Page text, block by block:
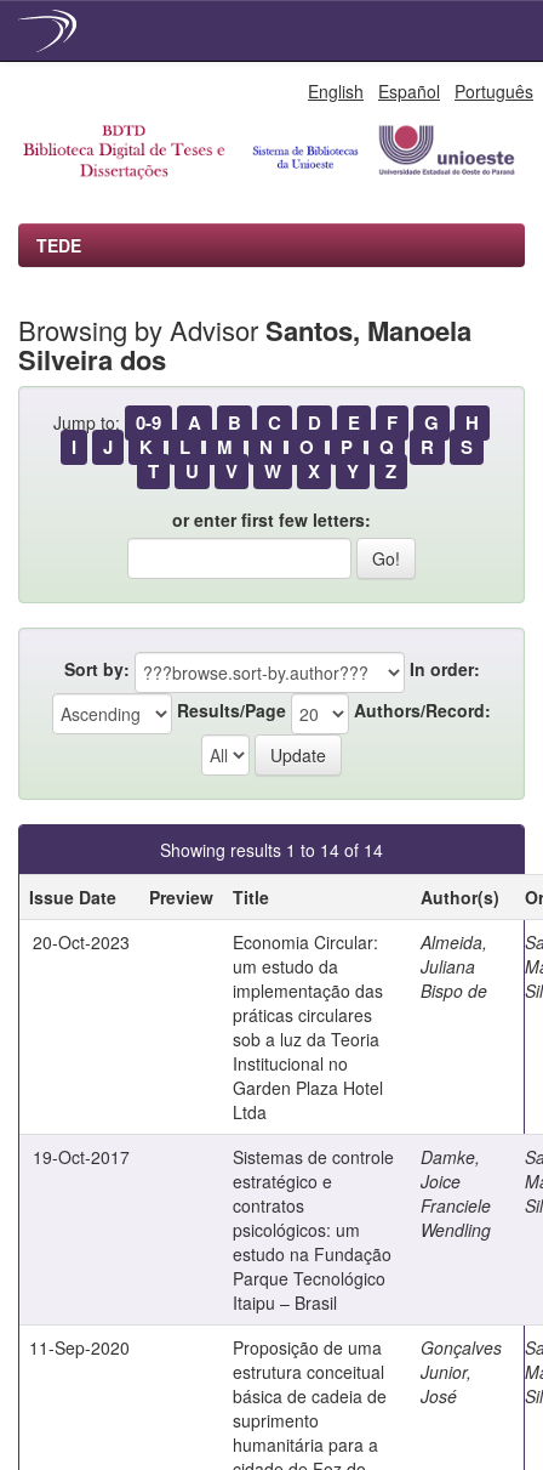
English Español Português
TEDE
Browsing by AdvisorSantos, Manoela
Silveira dos
Jump to: 0-9 A B C D E F G
H
I
J K L M N O P Q R
S
T
U V W X Y Z
or enter first few letters:
Sort by:
In order:
Results/Page
Authors/Record:
Showing results 1 to 14 of 14
Issue Date
Preview Title Author(s)
20-Oct-2023
Economia Circular:
um estudo da
implementação das
práticas circulares
sob a luz da Teoria
Institucional no
Garden Plaza Hotel
Ltda
Almeida,
Juliana
Bispo de
19-Oct-2017
Sistemas de controle
estratégico e
contratos
psicológicos: um
estudo na Fundação
Parque Tecnológico
Itaipu – Brasil
Damke,
Joice
Franciele
Wendling
11-Sep-2020
Proposição de uma
estrutura conceitual
básica de cadeia de
suprimento
humanitária para a
Gonçalves
Junior,
José